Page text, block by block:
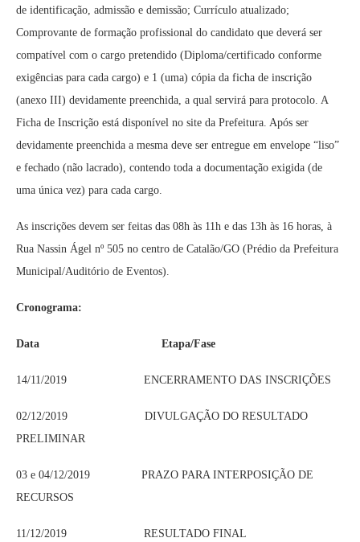
de identificação, admissão e demissão; Currículo atualizado;
Comprovante de formação profissional do candidato que deverá ser
compatível com o cargo pretendido (Diploma/certificado conforme
exigências para cada cargo) e 1 (uma) cópia da ficha de inscrição
(anexo III) devidamente preenchida, a qual servirá para protocolo. A
Ficha de Inscrição está disponível no site da Prefeitura. Após ser
devidamente preenchida a mesma deve ser entregue em envelope “liso”
e fechado (não lacrado), contendo toda a documentação exigida (de
uma única vez) para cada cargo.
As inscrições devem ser feitas das 08h às 11h e das 13h às 16 horas, à
Rua Nassin Ágel nº 505 no centro de Catalão/GO (Prédio da Prefeitura
Municipal/Auditório de Eventos).
Cronograma:
Data Etapa/Fase
14/11/2019 ENCERRAMENTO DAS INSCRIÇÕES
02/12/2019 DIVULGAÇÃO DO RESULTADO
PRELIMINAR
03 e 04/12/2019 PRAZO PARA INTERPOSIÇÃO DE
RECURSOS
11/12/2019 RESULTADO FINAL